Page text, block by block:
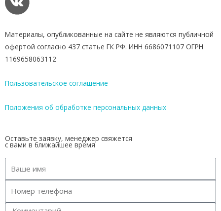
Материалы, опубликованные на сайте не являются публичной
офертой согласно 437 статье ГК РФ. ИНН 6686071107 ОГРН
1169658063112
Пользовательское соглашение
Положения об обработке персональных данных
Оставьте заявку, менеджер свяжется
с вами в ближайшее время